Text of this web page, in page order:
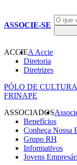
ASSOCIE-SE
ACCIEA Accie
Diretoria
Diretrizes
PÓLO DE CULTURA
FRINAPE
ASSOCIADOS
Benefícios
Conheça Nossa
Grupo RH
Informativos
Jovens